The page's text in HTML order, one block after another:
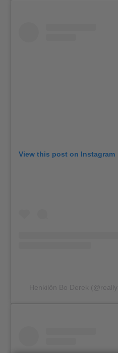
View this post on Instagram
Henkilön Bo Derek